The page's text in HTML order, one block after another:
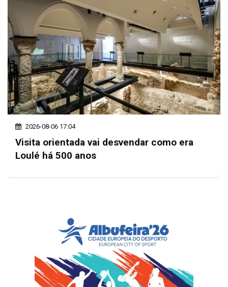
2026-08-06 17:04
Visita orientada vai desvendar como era
Loulé há 500 anos